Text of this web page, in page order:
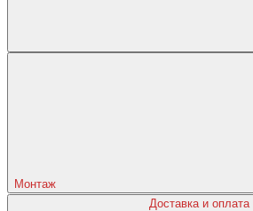
Монтаж
Доставка и оплата